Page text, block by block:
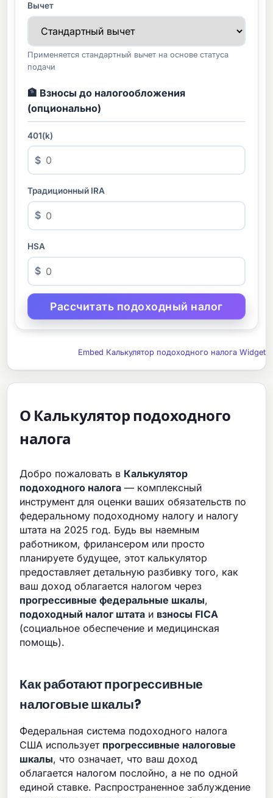
Вычет
Применяется стандартный вычет на основе статуса
подачи
🏦 Взносы до налогообложения
(опционально)
401(k)
$
Традиционный IRA
$
HSA
$
Embed Калькулятор подоходного налога Widget
О Калькулятор подоходного
налога
Добро пожаловать в Калькулятор
подоходного налога — комплексный
инструмент для оценки ваших обязательств по
федеральному подоходному налогу и налогу
штата на 2025 год. Будь вы наемным
работником, фрилансером или просто
планируете будущее, этот калькулятор
предоставляет детальную разбивку того, как
ваш доход облагается налогом через
прогрессивные федеральные шкалы,
подоходный налог штата и взносы FICA
(социальное обеспечение и медицинская
помощь).
Как работают прогрессивные
налоговые шкалы?
Федеральная система подоходного налога
США использует прогрессивные налоговые
шкалы, что означает, что ваш доход
облагается налогом послойно, а не по одной
единой ставке. Распространенное заблуждение